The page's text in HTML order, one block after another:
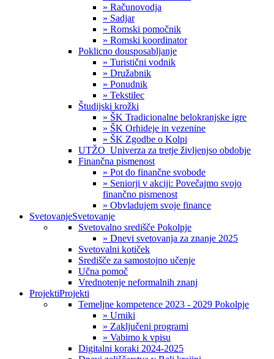
» Računovodja
» Sadjar
» Romski pomočnik
» Romski koordinator
Poklicno dousposabljanje
» Turistični vodnik
» Družabnik
» Ponudnik
» Tekstilec
Študijski krožki
» ŠK Tradicionalne belokranjske igre
» ŠK Orhideje in vezenine
» ŠK Zgodbe o Kolpi
UTŽO_Univerza za tretje življenjso obdobje
Finančna pismenost
» Pot do finančne svobode
» Seniorji v akciji: Povečajmo svojo
finančno pismenost
» Obvladujem svoje finance
SvetovanjeSvetovanje
Svetovalno središče Pokolpje
» Dnevi svetovanja za znanje 2025
Svetovalni kotiček
Središče za samostojno učenje
Učna pomoč
Vrednotenje neformalnih znanj
ProjektiProjekti
Temeljne kompetence 2023 - 2029 Pokolpje
» Urniki
» Zaključeni programi
» Vabimo k vpisu
Digitalni koraki 2024-2025